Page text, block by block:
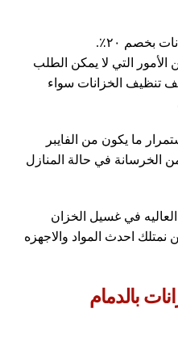
بخصم ٢٠٪.
الأمور التي لا يمكن الطلب
تنظيف الخزانات سواء
ما يكون من الفايبر
الخرسانة في حالة المنازل
في غسيل الخزان
احدث المواد والاجهزه
بالدمام